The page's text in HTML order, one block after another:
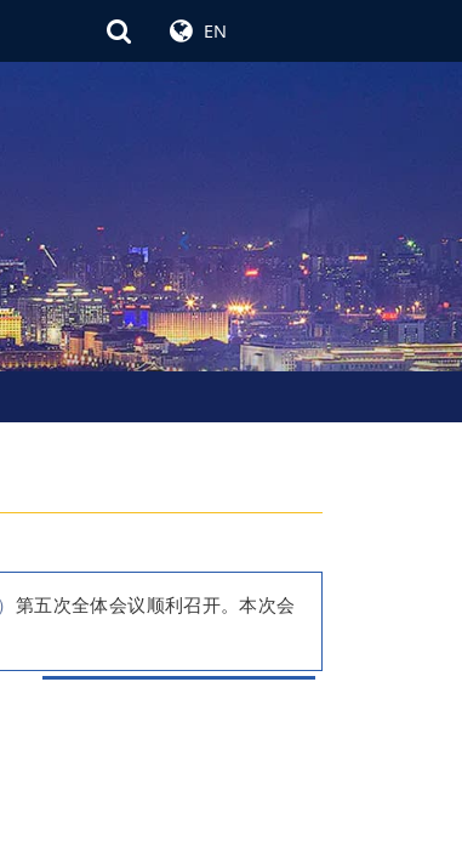
EN
第五次全体会议顺利召开。本次会